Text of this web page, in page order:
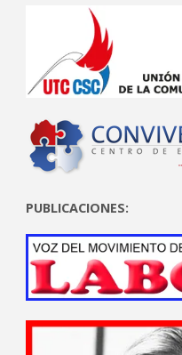
PUBLICACIONES: